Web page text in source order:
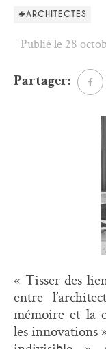
#ARCHITECTES
Publié le 28
Partager:
« Tisser des
entre
mémoire et la
les innovations